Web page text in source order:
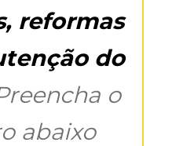
reformas
do
o
abaixo